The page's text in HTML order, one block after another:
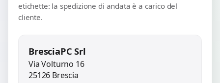
etichette: la spedizione di andata è a carico del
cliente.
BresciaPC Srl
Via Volturno 16
25126 Brescia